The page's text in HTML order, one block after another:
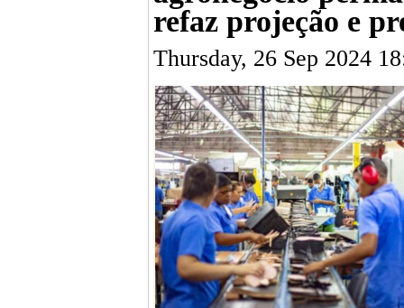
refaz projeção e
Thursday, 26 Sep 2024